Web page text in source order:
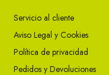
Servicio al cliente
Aviso Legal y Cookies
Política de privacidad
Pedidos y Devoluciones